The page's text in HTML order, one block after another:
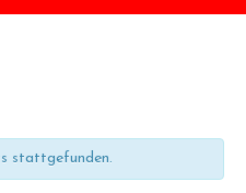
stattgefunden.